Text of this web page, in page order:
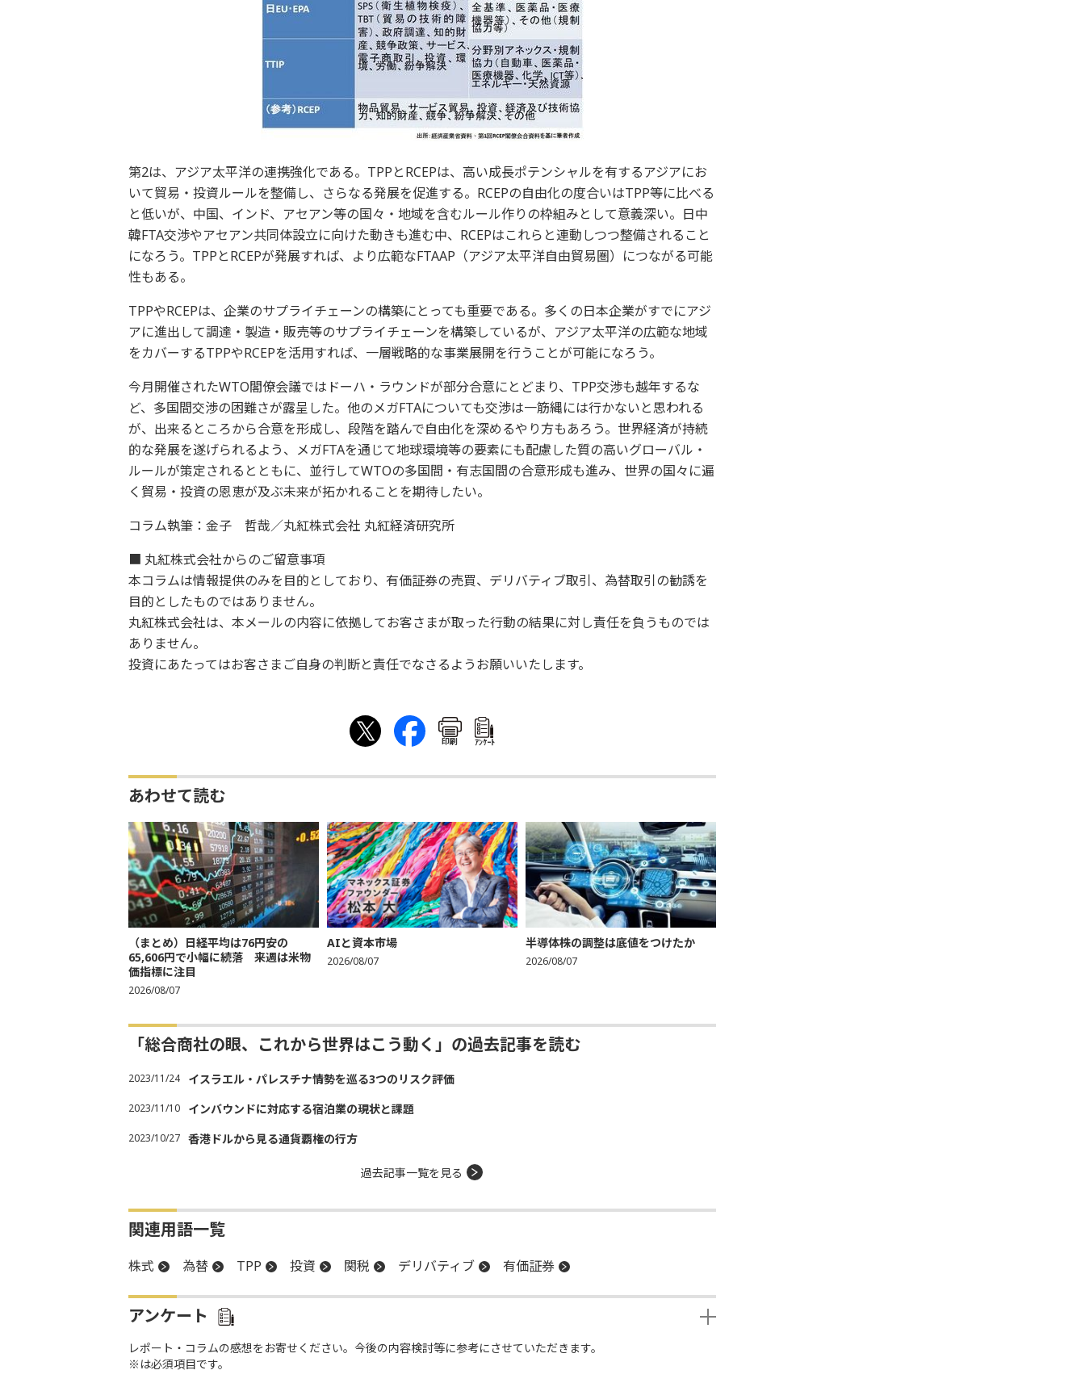
第2は、アジア太平洋の連携強化である。TPPとRCEPは、高い成長ポテンシャルを有するアジアにお
いて貿易・投資ルールを整備し、さらなる発展を促進する。RCEPの自由化の度合いはTPP等に比べる
と低いが、中国、インド、アセアン等の国々・地域を含むルール作りの枠組みとして意義深い。日中
韓FTA交渉やアセアン共同体設立に向けた動きも進む中、RCEPはこれらと連動しつつ整備されること
になろう。TPPとRCEPが発展すれば、より広範なFTAAP（アジア太平洋自由貿易圏）につながる可能
性もある。
TPPやRCEPは、企業のサプライチェーンの構築にとっても重要である。多くの日本企業がすでにアジ
アに進出して調達・製造・販売等のサプライチェーンを構築しているが、アジア太平洋の広範な地域
をカバーするTPPやRCEPを活用すれば、一層戦略的な事業展開を行うことが可能になろう。
今月開催されたWTO閣僚会議ではドーハ・ラウンドが部分合意にとどまり、TPP交渉も越年するな
ど、多国間交渉の困難さが露呈した。他のメガFTAについても交渉は一筋縄には行かないと思われる
が、出来るところから合意を形成し、段階を踏んで自由化を深めるやり方もあろう。世界経済が持続
的な発展を遂げられるよう、メガFTAを通じて地球環境等の要素にも配慮した質の高いグローバル・
ルールが策定されるとともに、並行してWTOの多国間・有志国間の合意形成も進み、世界の国々に遍
く貿易・投資の恩恵が及ぶ未来が拓かれることを期待したい。
コラム執筆：金子 哲哉／丸紅株式会社 丸紅経済研究所
■ 丸紅株式会社からのご留意事項
本コラムは情報提供のみを目的としており、有価証券の売買、デリバティブ取引、為替取引の勧誘を
目的としたものではありません。
丸紅株式会社は、本メールの内容に依拠してお客さまが取った行動の結果に対し責任を負うものでは
ありません。
投資にあたってはお客さまご自身の判断と責任でなさるようお願いいたします。
印刷 ｱﾝｹｰﾄ
あわせて読む
（まとめ）日経平均は76円安の
65,606円で小幅に続落 来週は米物
価指標に注目
2026/08/07
AIと資本市場
2026/08/07
半導体株の調整は底値をつけたか
2026/08/07
「総合商社の眼、これから世界はこう動く」の過去記事を読む
2023/11/24 イスラエル・パレスチナ情勢を巡る3つのリスク評価
2023/11/10 インバウンドに対応する宿泊業の現状と課題
2023/10/27 香港ドルから見る通貨覇権の行方
過去記事一覧を見る
関連用語一覧
株式 為替 TPP 投資 関税 デリバティブ 有価証券
アンケート
レポート・コラムの感想をお寄せください。今後の内容検討等に参考にさせていただきます。
※は必須項目です。